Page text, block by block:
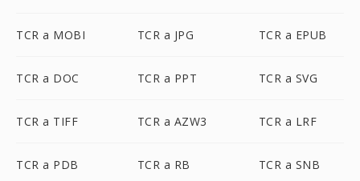
TCR a MOBI TCR a JPG TCR a EPUB
TCR a DOC TCR a PPT TCR a SVG
TCR a TIFF TCR a AZW3 TCR a LRF
TCR a PDB TCR a RB TCR a SNB